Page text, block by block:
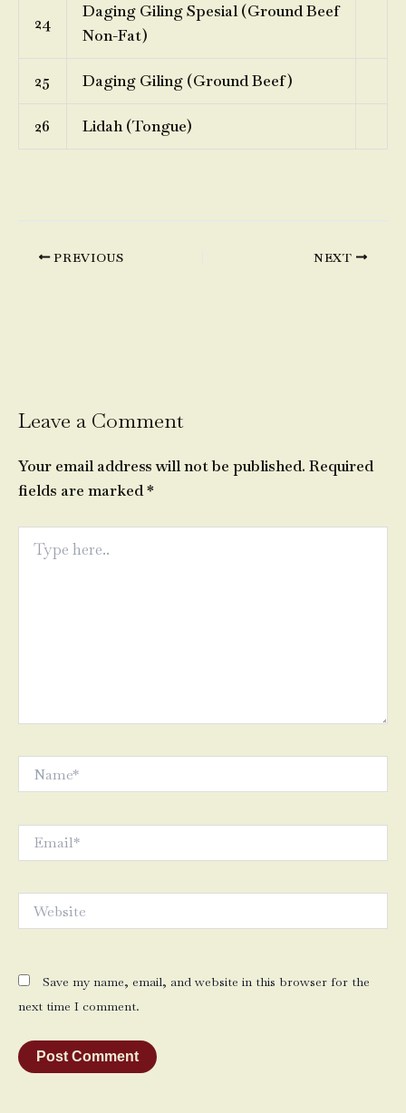
24
Daging Giling Spesial (Ground Beef
Non-Fat)
25 Daging Giling (Ground Beef)
26 Lidah (Tongue)
PREVIOUS NEXT
Leave a Comment
Your email address will not be published. Required
fields are marked*
here..
Save my name, email, and website in this browser for the
next time I comment.